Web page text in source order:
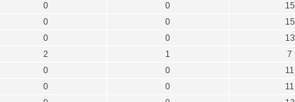
0 0
15
0 0
15
0 0
13
2 1
7
0 0
11
0 0
11